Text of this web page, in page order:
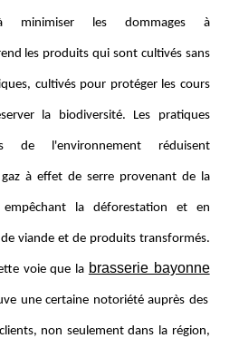
minimiser les dommages à
les produits qui sont cultivés sans
cultivés pour protéger les cours
la biodiversité. Les pratiques
de l'environnement réduisent
à effet de serre provenant de la
la déforestation et en
viande et de produits transformés.
voie que la brasserie bayonne
une certaine notoriété auprès des
non seulement dans la région,